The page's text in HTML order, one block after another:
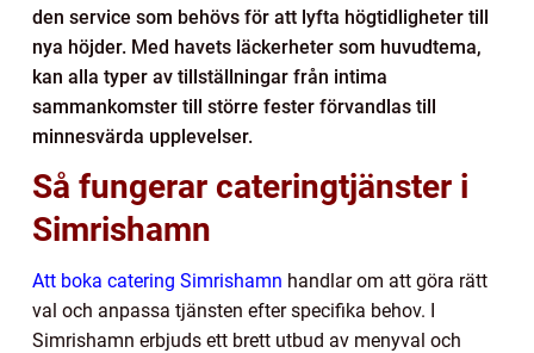
den service som behövs för att lyfta högtidligheter till
nya höjder. Med havets läckerheter som huvudtema,
kan alla typer av tillställningar från intima
sammankomster till större fester förvandlas till
minnesvärda upplevelser.
Så fungerar cateringtjänster i
Simrishamn
Att boka catering Simrishamn handlar om att göra rätt
val och anpassa tjänsten efter specifika behov. I
Simrishamn erbjuds ett brett utbud av menyval och